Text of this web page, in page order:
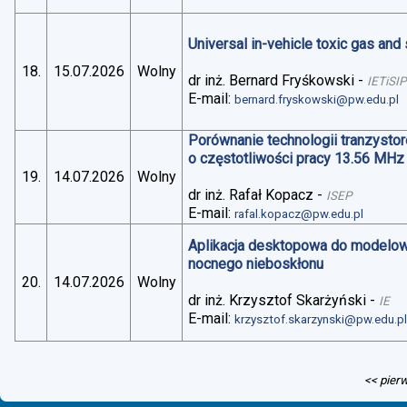
18. 15.07.2026 Wolny
Universal in-vehicle toxic gas
dr inż. Bernard Fryśkowski - IETiSIP
E-mail:bernard.fryskowski@pw.edu.pl
19. 14.07.2026 Wolny
Porównanie technologii
o częstotliwości pracy 13.56 MHz
dr inż. Rafał Kopacz - ISEP
E-mail:rafal.kopacz@pw.edu.pl
20. 14.07.2026 Wolny
Aplikacja desktopowa do
nocnego nieboskłonu
dr inż. Krzysztof Skarżyński - IE
E-mail:krzysztof.skarzynski@pw.edu.pl
<<